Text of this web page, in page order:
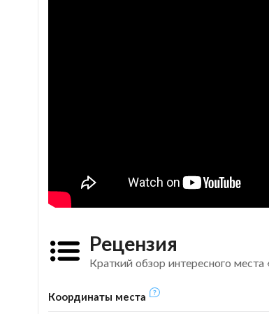
Рецензия
Краткий обзор интересного
Координаты места